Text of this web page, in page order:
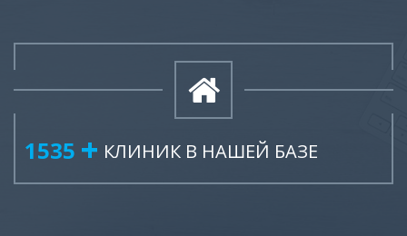
1915 КЛИНИК В НАШЕЙ БАЗЕ